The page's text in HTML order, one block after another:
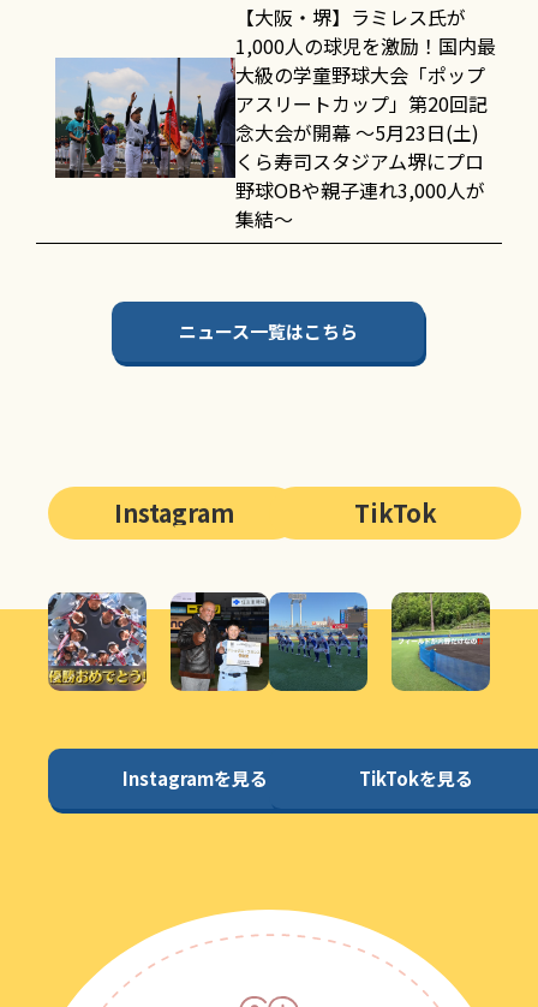
【大阪・堺】ラミレス氏が
1,000人の球児を激励！国内最
大級の学童野球大会「ポップ
アスリートカップ」第20回記
念大会が開幕 〜5月23日(土)
くら寿司スタジアム堺にプロ
野球OBや親子連れ3,000人が
集結〜
ニュース一覧はこちら
Instagram
Instagramを見る
TikTok
TikTokを見る